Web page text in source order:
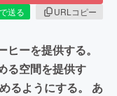
送る
URLコピー
ーを提供する。
る空間を提供す
るようにする。 あ